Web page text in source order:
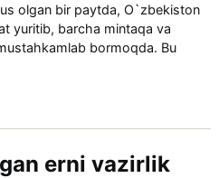
olgan bir paytda, O`zbekiston
yuritib, barcha mintaqa va
bormoqda. Bu
erni vazirlik